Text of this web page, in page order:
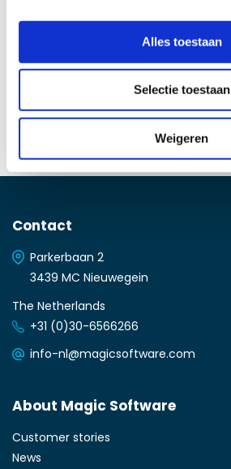
Alles toestaan
Selectie toestaan
Weigeren
info-nl@magicsoftware.com
Follow us
Facebook
Contact
Parkerbaan 2
3439 MC Nieuwegein
The Netherlands
+31 (0)30-6566266
info-nl@magicsoftware.com
About Magic Software
Customer stories
News